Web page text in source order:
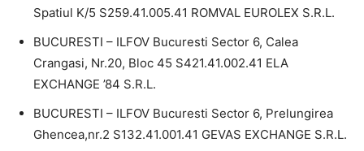
Spatiul K/5 S259.41.005.41 ROMVAL EUROLEX S.R.L.
BUCURESTI – ILFOV Bucuresti Sector 6, Calea
Crangasi, Nr.20, Bloc 45 S421.41.002.41 ELA
EXCHANGE ’84 S.R.L.
BUCURESTI – ILFOV Bucuresti Sector 6, Prelungirea
Ghencea,nr.2 S132.41.001.41 GEVAS EXCHANGE S.R.L.